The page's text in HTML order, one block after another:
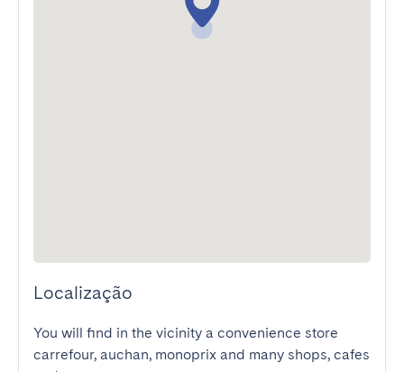
Localização
You will find in the vicinity a convenience store
carrefour, auchan, monoprix and many shops, cafes